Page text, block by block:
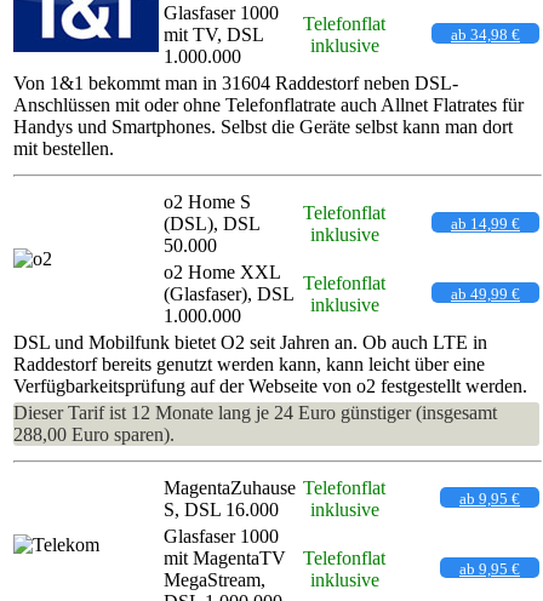
Glasfaser 1000
mit TV, DSL
1.000.000
Telefonflat
inklusive
ab 34,98 €
Von 1&1 bekommt man in 31604 Raddestorf neben DSL-
Anschlüssen mit oder ohne Telefonflatrate auch Allnet Flatrates für
Handys und Smartphones. Selbst die Geräte selbst kann man dort
mit bestellen.
o2 Home S
(DSL), DSL
50.000
Telefonflat
inklusive
ab 14,99 €
o2 Home XXL
(Glasfaser), DSL
1.000.000
Telefonflat
inklusive
ab 49,99 €
DSL und Mobilfunk bietet O2 seit Jahren an. Ob auch LTE in
Raddestorf bereits genutzt werden kann, kann leicht über eine
Verfügbarkeitsprüfung auf der Webseite von o2 festgestellt werden.
Dieser Tarif ist 12 Monate lang je 24 Euro günstiger (insgesamt
288,00 Euro sparen).
MagentaZuhause
S, DSL 16.000
Telefonflat
inklusive
ab 9,95 €
Glasfaser 1000
mit MagentaTV
MegaStream,
Telefonflat
inklusive
ab 9,95 €